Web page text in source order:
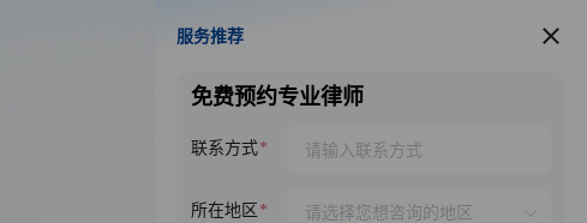
服务推荐
服务推荐
免费预约专业律师
联系方式
所在地区